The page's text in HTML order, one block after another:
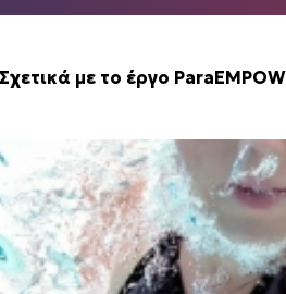
Σχετικά με το έργο